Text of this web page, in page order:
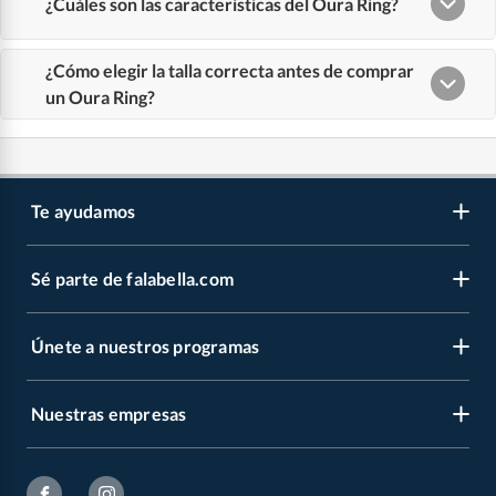
Te ayudamos
Atención por WhatsApp
Cambios y devoluciones
Sé parte de falabella.com
Trabaja con nosotros
Únete a nuestros programas
Novios Falabella
Nuestras empresas
Banco Falabella